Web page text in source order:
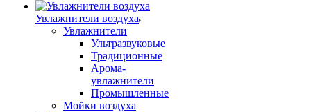
Увлажнители воздуха
Увлажнители
Ультразвуковые
Традиционные
Арома-
увлажнители
Промышленные
Мойки воздуха